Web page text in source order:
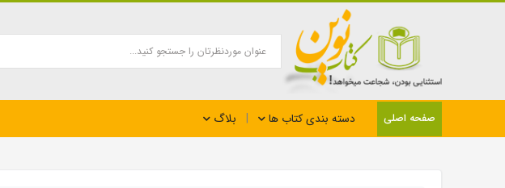
صفحه اصلی دسته بندی کتاب ها بلاگ